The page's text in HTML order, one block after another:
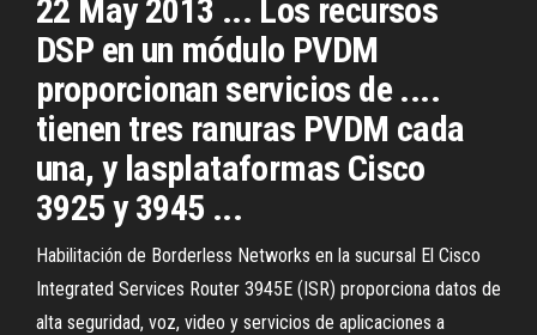
22 May 2013 ... Los recursos
DSP en un módulo PVDM
proporcionan servicios de ....
tienen tres ranuras PVDM cada
una, y lasplataformas Cisco
3925 y 3945 ...
Habilitación de Borderless Networks en la sucursal El Cisco
Integrated Services Router 3945E (ISR) proporciona datos de
alta seguridad, voz, video y servicios de aplicaciones a